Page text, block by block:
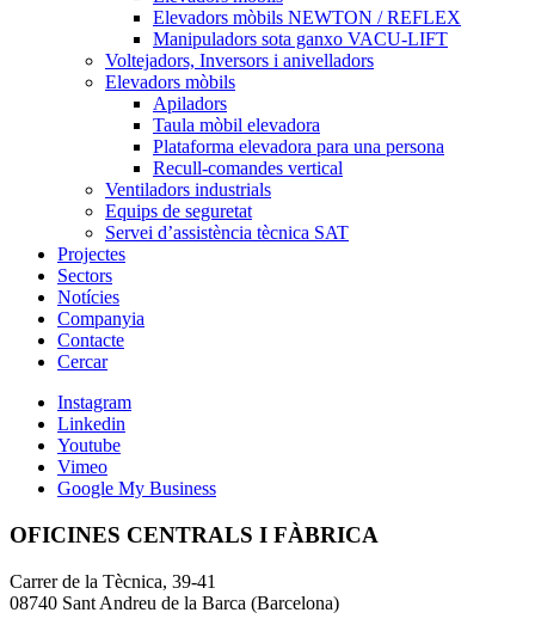
Elevadors mòbils NEWTON / REFLEX
Manipuladors sota ganxo VACU-LIFT
Voltejadors, Inversors i anivelladors
Elevadors mòbils
Apiladors
Taula mòbil elevadora
Plataforma elevadora para una persona
Recull-comandes vertical
Ventiladors industrials
Equips de seguretat
Servei d’assistència tècnica SAT
Projectes
Sectors
Notícies
Companyia
Contacte
Cercar
Instagram
Linkedin
Youtube
Vimeo
Google My Business
OFICINES CENTRALS I FÀBRICA
Carrer de la Tècnica, 39-41
08740 Sant Andreu de la Barca (Barcelona)